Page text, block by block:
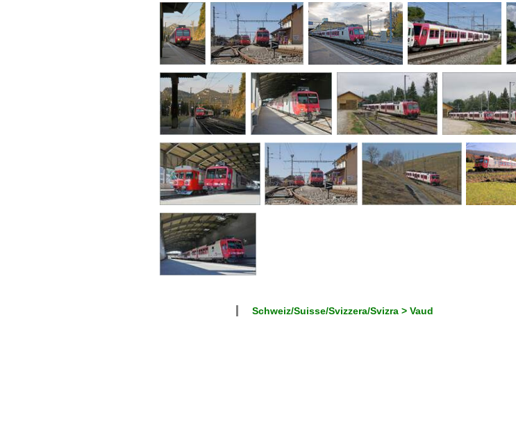
Schweiz/Suisse/Svizzera/Svizra > Vaud